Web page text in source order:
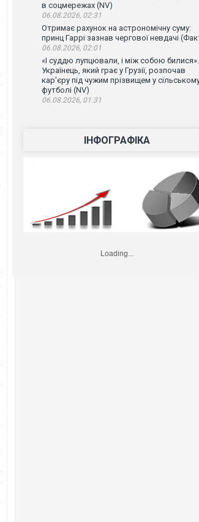
в соцмережах (NV)
06.08.2026, 02:31
Отримає рахунок на астрономічну суму:
принц Гаррі зазнав чергової невдачі
06.08.2026, 02:01
«І суддю лупцювали, і між собою билися».
Українець, який грає у Грузії, розпочав
кар'єру під чужим прізвищем у
футболі (NV)
06.08.2026, 01:31
ІНФОГРАФІКА
Loading...